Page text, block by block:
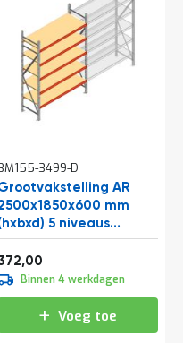
3499-D
AR
mm
5 niveaus
beginsectie
voorgemonteerde
Binnen 4 werkdagen
Voeg toe